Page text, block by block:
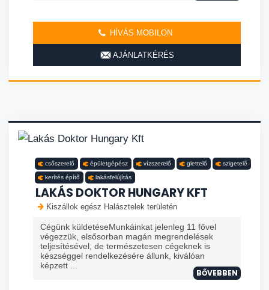
HÍVÁS MOBILON
AJÁNLATKÉRÉS
csőszerelő épületgépész vízszerelő glettelő szigetelő
kerítés építő lakásfelújítás
LAKÁS DOKTOR HUNGARY KFT
Kiszállok egész Halásztelek területén
Cégünk küldetéseMunkáinkat jelenleg 11 fővel
végezzük, elsősorban magán megrendelések
teljesítésével, de természetesen cégeknek is
készséggel rendelkezésére állunk, kiválóan
képzett ...
BŐVEBBEN